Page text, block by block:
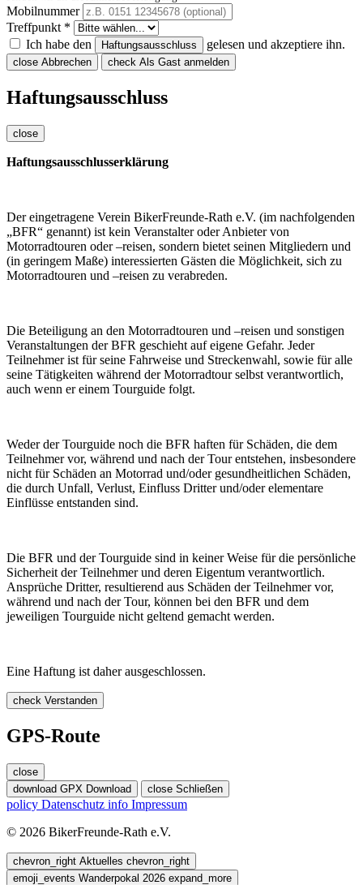
Mobilnummer
Treffpunkt *
Ich habe den
Haftungsausschluss gelesen und akzeptiere ihn.
close Abbrechen check Als Gast anmelden
Haftungsausschluss
close
Haftungsausschlusserklärung
Der eingetragene Verein BikerFreunde-Rath e.V. (im nachfolgenden
„BFR“ genannt) ist kein Veranstalter oder Anbieter von
Motorradtouren oder –reisen, sondern bietet seinen Mitgliedern und
(in geringem Maße) interessierten Gästen die Möglichkeit, sich zu
Motorradtouren und –reisen zu verabreden.
Die Beteiligung an den Motorradtouren und –reisen und sonstigen
Veranstaltungen der BFR geschieht auf eigene Gefahr. Jeder
Teilnehmer ist für seine Fahrweise und Streckenwahl, sowie für alle
seine Tätigkeiten während der Motorradtour selbst verantwortlich,
auch wenn er einem Tourguide folgt.
Weder der Tourguide noch die BFR haften für Schäden, die dem
Teilnehmer vor, während und nach der Tour entstehen, insbesondere
nicht für Schäden an Motorrad und/oder gesundheitlichen Schäden,
die durch Unfall, Verlust, Einfluss Dritter und/oder elementare
Einflüsse entstanden sind.
Die BFR und der Tourguide sind in keiner Weise für die persönliche
Sicherheit der Teilnehmer und deren Eigentum verantwortlich.
Ansprüche Dritter, resultierend aus Schäden der Teilnehmer vor,
während und nach der Tour, können bei den BFR und dem
jeweiligen Tourguide nicht geltend gemacht werden.
Eine Haftung ist daher ausgeschlossen.
check Verstanden
GPS-Route
close
download GPX Download close Schließen
policy Datenschutz info Impressum
© 2026 BikerFreunde-Rath e.V.
chevron_right Aktuelles chevron_right
emoji_events Wanderpokal 2026 expand_more